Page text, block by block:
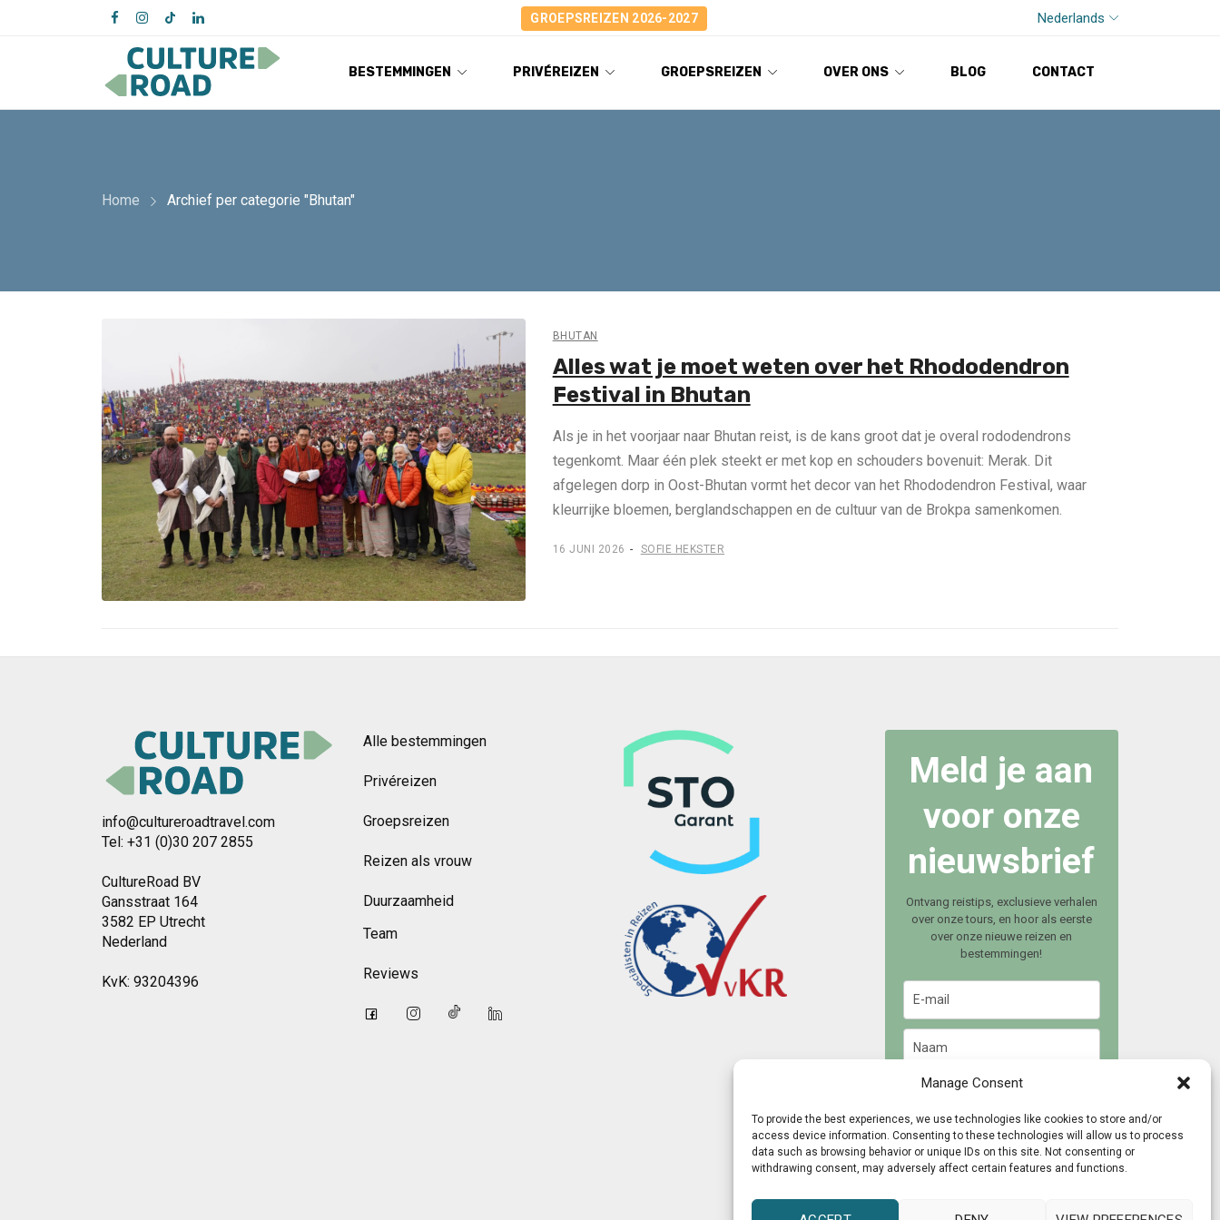
Manage Consent
To provide the best experiences, we use technologies like cookies to store and/or
access device information. Consenting to these technologies will allow us to process
data such as browsing behavior or unique IDs on this site. Not consenting or
withdrawing consent, may adversely affect certain features and functions.
GROEPSREIZEN 2026-2027 Nederlands
BESTEMMINGEN PRIVÉREIZEN GROEPSREIZEN OVER ONS BLOG CONTACT
Home Archief per categorie "Bhutan"
BHUTAN
Alles wat je moet weten over het Rhododendron
Festival in Bhutan
Als je in het voorjaar naar Bhutan reist, is de kans groot dat je overal rododendrons
tegenkomt. Maar één plek steekt er met kop en schouders bovenuit: Merak. Dit
afgelegen dorp in Oost-Bhutan vormt het decor van het Rhododendron Festival, waar
kleurrijke bloemen, berglandschappen en de cultuur van de Brokpa samenkomen.
16 JUNI 2026 SOFIE HEKSTER
info@cultureroadtravel.com
Tel: +31 (0)30 207 2855
CultureRoad BV
Gansstraat 164
3582 EP Utrecht
Nederland
KvK: 93204396
Alle bestemmingen
Privéreizen
Groepsreizen
Reizen als vrouw
Duurzaamheid
Team
Reviews
Meld je aan
voor onze
nieuwsbrief
Ontvang reistips, exclusieve verhalen
over onze tours, en hoor als eerste
over onze nieuwe reizen en
bestemmingen!